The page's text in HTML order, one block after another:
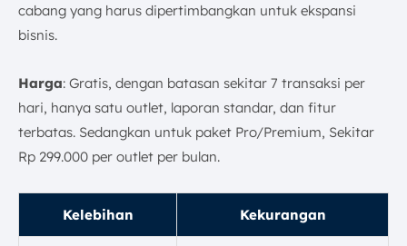
cabang yang harus dipertimbangkan untuk ekspansi
bisnis.
Harga: Gratis, dengan batasan sekitar 7 transaksi per
hari, hanya satu outlet, laporan standar, dan fitur
terbatas. Sedangkan untuk paket Pro/Premium, Sekitar
Rp 299.000 per outlet per bulan.
Kelebihan Kekurangan